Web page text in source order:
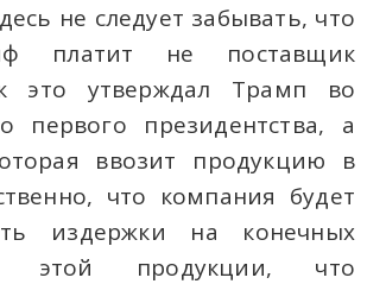
не следует забывать, что
платит не поставщик
это утверждал Трамп во
первого президентства, а
ввозит продукцию в
что компания будет
издержки на конечных
этой продукции, что